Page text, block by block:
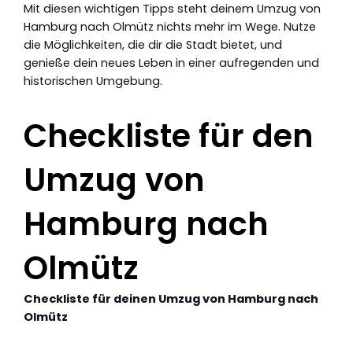
Mit diesen wichtigen Tipps steht deinem Umzug von
Hamburg nach Olmütz nichts mehr im Wege. Nutze
die Möglichkeiten, die dir die Stadt bietet, und
genieße dein neues Leben in einer aufregenden und
historischen Umgebung.
Checkliste für den
Umzug von
Hamburg nach
Olmütz
Checkliste für deinen Umzug von Hamburg nach
Olmütz